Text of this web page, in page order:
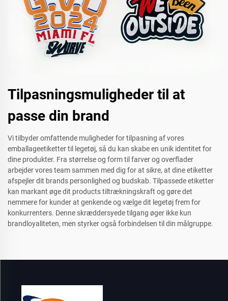
Tilpasningsmuligheder til at
passe din brand
Vi tilbyder omfattende muligheder for tilpasning af vores
emballageetiketter til legetøj, så du kan skabe en unik identitet for
dine produkter. Fra størrelse og form til farver og overflader
arbejder vores team sammen med dig for at sikre, at dine etiketter
afspejler dit brands personlighed og budskab. Tilpassede etiketter
kan markant øge dit products tiltrækningskraft og gøre det
nemmere for kunder at genkende og vælge dit legetøj frem for
konkurrenters. Denne skræddersyede tilgang øger ikke kun
brandloyaliteten, men styrker også forbindelsen til din målgruppe.